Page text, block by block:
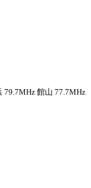
79.7MHz 館山 77.7MHz